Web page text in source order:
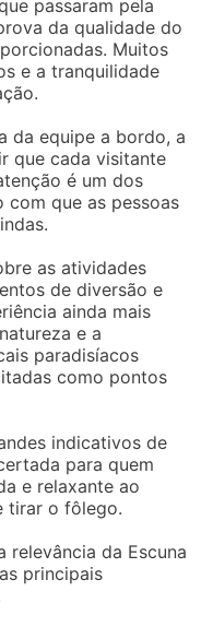
passaram pela
da qualidade do
Muitos
e a tranquilidade
da equipe a bordo, a
que cada visitante
é um dos
com que as pessoas
as atividades
de diversão e
ainda mais
e a
paradisíacos
como pontos
indicativos de
para quem
e relaxante ao
tirar o fôlego.
relevância da Escuna
principais